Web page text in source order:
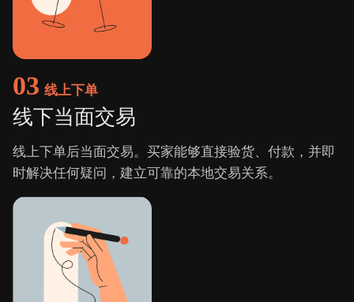
03 线上下单
线下当面交易
线上下单后当面交易。买家能够直接验货、付款，并即
时解决任何疑问，建立可靠的本地交易关系。